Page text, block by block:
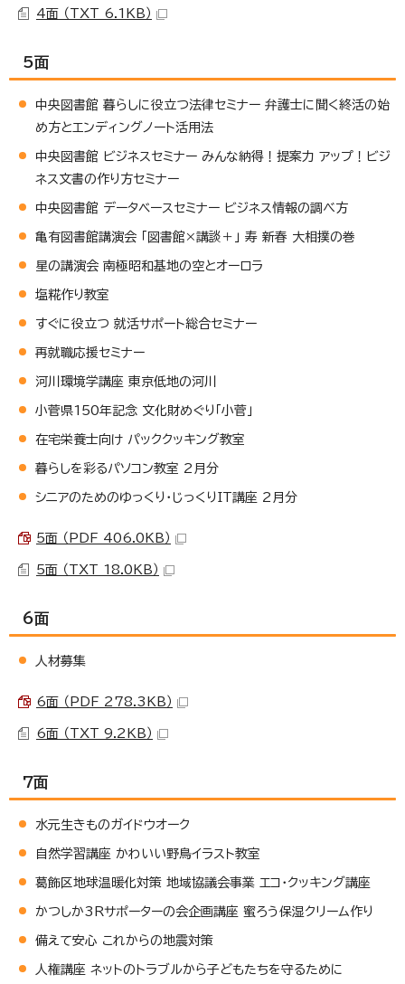
4面 （TXT 6.1KB）
5面
中央図書館 暮らしに役立つ法律セミナー 弁護士に聞く終活の始
め方とエンディングノート活用法
中央図書館 ビジネスセミナー みんな納得！提案力 アップ！ビジ
ネス文書の作り方セミナー
中央図書館 データベースセミナー ビジネス情報の調べ方
亀有図書館講演会 「図書館×講談＋」 寿 新春 大相撲の巻
星の講演会 南極昭和基地の空とオーロラ
塩糀作り教室
すぐに役立つ 就活サポート総合セミナー
再就職応援セミナー
河川環境学講座 東京低地の河川
小菅県150年記念 文化財めぐり「小菅」
在宅栄養士向け パッククッキング教室
暮らしを彩るパソコン教室 2月分
シニアのためのゆっくり・じっくりIT講座 2月分
5面 （PDF 406.0KB）
5面 （TXT 18.0KB）
6面
人材募集
6面 （PDF 278.3KB）
6面 （TXT 9.2KB）
7面
水元生きものガイドウオーク
自然学習講座 かわいい野鳥イラスト教室
葛飾区地球温暖化対策 地域協議会事業 エコ・クッキング講座
かつしか3Rサポーターの会企画講座 蜜ろう保湿クリーム作り
備えて安心 これからの地震対策
人権講座 ネットのトラブルから子どもたちを守るために